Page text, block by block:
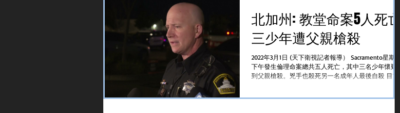
北加州: 教堂命案5人死亡
三少年遭父親槍殺
2022年3月1日 (天下衛視記者報導） Sacramento星期一
下午發生倫理命案總共五人死亡，其中三名少年懷疑遭
到父親槍殺。兇手也殺死另一名成年人最後自殺 目前